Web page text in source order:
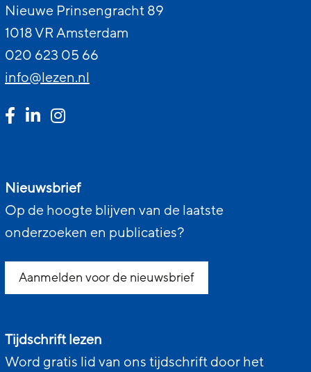
Nieuwe Prinsengracht 89
1018 VR Amsterdam
020 623 05 66
info@lezen.nl
Nieuwsbrief
Op de hoogte blijven van de laatste
onderzoeken en publicaties?
Aanmelden voor de nieuwsbrief
Tijdschrift lezen
Word gratis lid van ons tijdschrift door het